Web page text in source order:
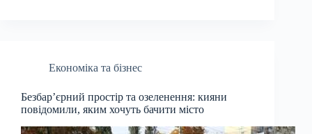
Економіка та бізнес
Безбар’єрний простір та озеленення: кияни
повідомили, яким хочуть бачити місто